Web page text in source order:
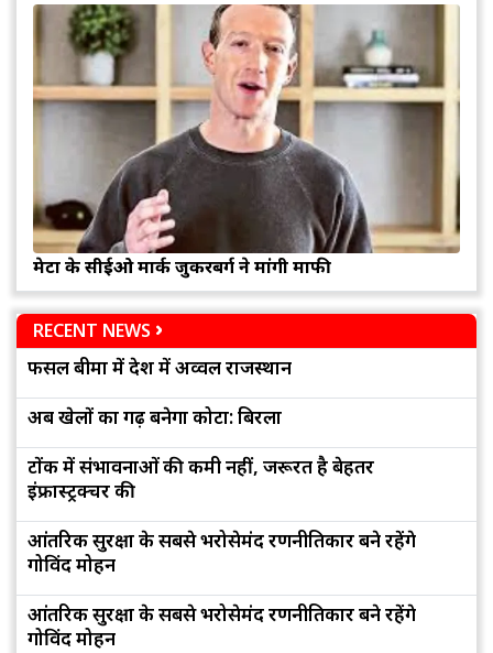
मेटा के सीईओ मार्क जुकरबर्ग ने मांगी माफी
RECENT NEWS
फसल बीमा में देश में अव्वल राजस्थान
अब खेलों का गढ़ बनेगा कोटा: बिरला
टोंक में संभावनाओं की कमी नहीं, जरूरत है बेहतर
इंफ्रास्ट्रक्चर की
आंतरिक सुरक्षा के सबसे भरोसेमंद रणनीतिकार बने रहेंगे
गोविंद मोहन
आंतरिक सुरक्षा के सबसे भरोसेमंद रणनीतिकार बने रहेंगे
गोविंद मोहन